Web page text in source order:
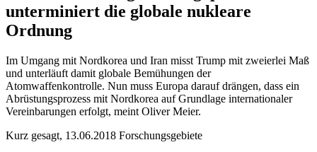
unterminiert die globale nukleare
Ordnung
Im Umgang mit Nordkorea und Iran misst Trump mit zweierlei Maß
und unterläuft damit globale Bemühungen der
Atomwaffenkontrolle. Nun muss Europa darauf drängen, dass ein
Abrüstungsprozess mit Nordkorea auf Grundlage internationaler
Vereinbarungen erfolgt, meint Oliver Meier.
Kurz gesagt, 13.06.2018 Forschungsgebiete